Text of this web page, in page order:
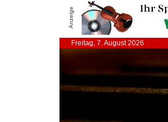
Anzeige
Freitag, 7. August 2026